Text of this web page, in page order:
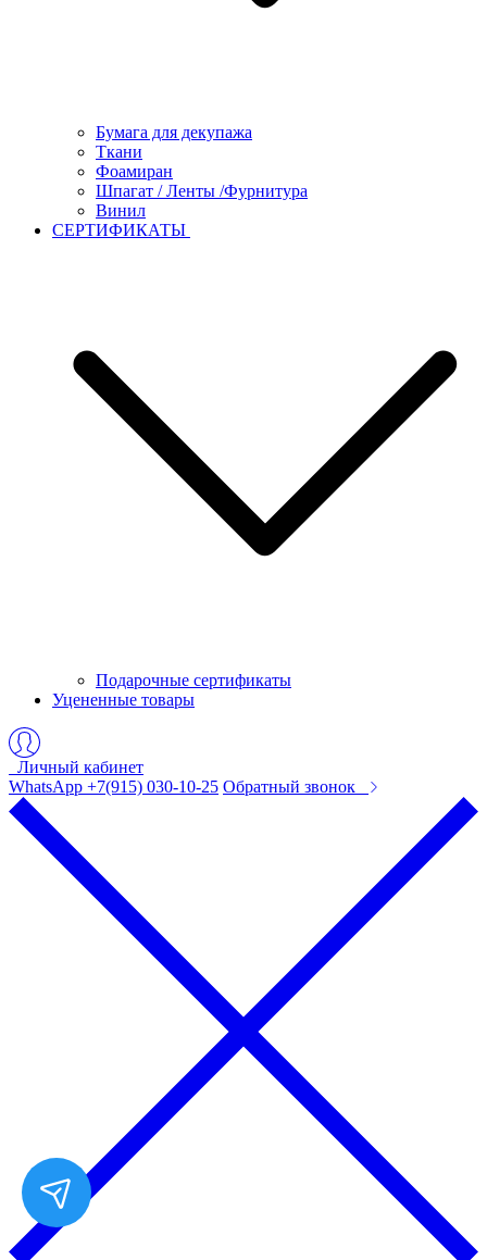
Бумага для декупажа
Ткани
Фоамиран
Шпагат / Ленты /Фурнитура
Винил
СЕРТИФИКАТЫ
Подарочные сертификаты
Уцененные товары
Личный кабинет
WhatsApp +7(915) 030-10-25 Обратный звонок